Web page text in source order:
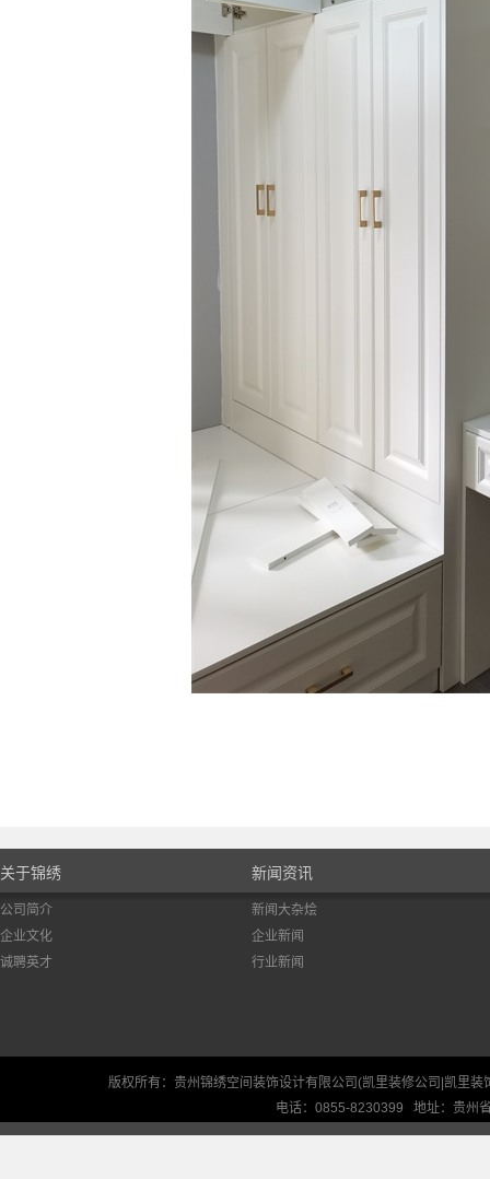
关于锦绣 新闻资讯
公司简介
企业文化
诚聘英才
新闻大杂烩
企业新闻
行业新闻
版权所有：贵州锦绣空间装饰设计有限公司(凯里装修公司|凯里
电话：0855-8230399 地址：贵州